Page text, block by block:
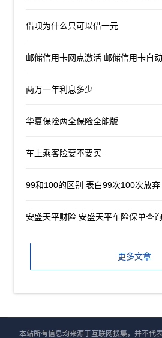
借呗为什么只可以借一元
邮储信用卡网点激活 邮储信用卡自
两万一年利息多少
华夏保险两全保险全能版
车上乘客险要不要买
99和100的区别 表白99次100次放弃
安盛天平财险 安盛天平车险保单查询
更多文章
本站所有信息均来源于互联网搜集，并不代